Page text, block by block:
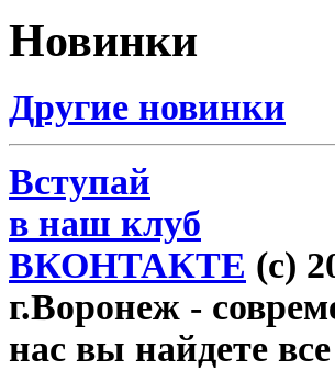
Новинки
Другие новинки
Вступай
в наш клуб
ВКОНТАКТЕ (c)
г.Воронеж -
нас вы найдете